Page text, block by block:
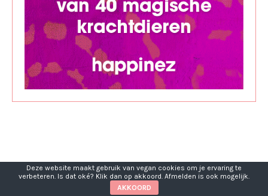
Deze website maakt gebruik van vegan cookies om je ervaring te
verbeteren. Is dat oké? Klik dan op akkoord. Afmelden is ook mogelijk.
AKKOORD